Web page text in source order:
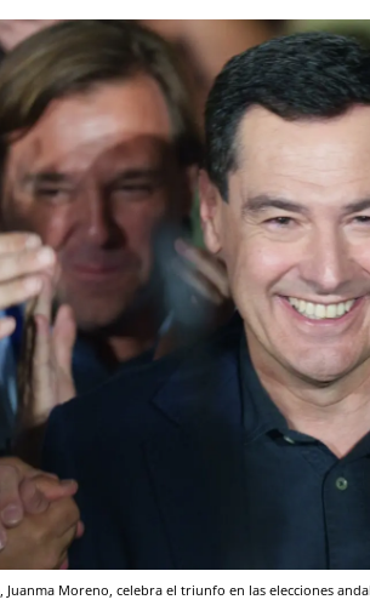
Juanma Moreno, celebra el triunfo en las elecciones